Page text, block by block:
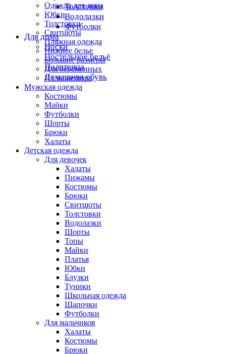
Толстовки
Водолазки
Футболки
Для дома
Носки
Постельное бельё
Полотенца
Домашняя обувь
Одежда для дома
Юбки
Толстовки
Свитшоты
Пляжная одежда
Нижнее белье
Большие размеры
Для беременных
Из эковелюра
Мужская одежда
Костюмы
Майки
Футболки
Шорты
Брюки
Халаты
Детская одежда
Для девочек
Халаты
Пижамы
Костюмы
Брюки
Свитшоты
Толстовки
Водолазки
Шорты
Топы
Майки
Платья
Юбки
Блузки
Туники
Школьная одежда
Шапочки
Футболки
Для мальчиков
Халаты
Костюмы
Брюки